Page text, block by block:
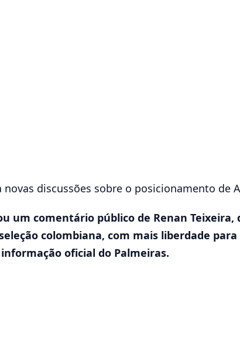
discussões sobre o posicionamento de
um comentário público de Renan Teixeira,
colombiana, com mais liberdade
oficial do Palmeiras.